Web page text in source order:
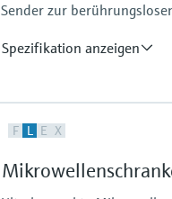
Sender zur
Spezifikation anzeigen
Prozesstemperatur
Einbau:
-40°C...+70°C
F L E X